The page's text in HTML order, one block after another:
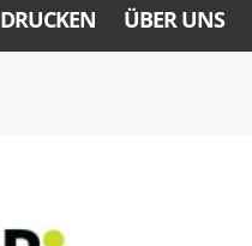
DRUCKEN ÜBER UNS